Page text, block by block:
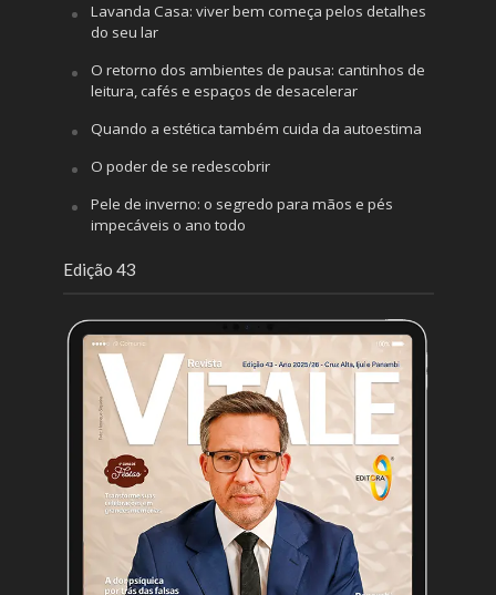
Lavanda Casa: viver bem começa pelos detalhes
do seu lar
O retorno dos ambientes de pausa: cantinhos de
leitura, cafés e espaços de desacelerar
Quando a estética também cuida da autoestima
O poder de se redescobrir
Pele de inverno: o segredo para mãos e pés
impecáveis o ano todo
Edição 43